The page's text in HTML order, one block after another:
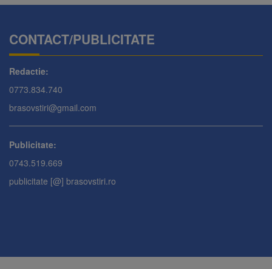
CONTACT/PUBLICITATE
Redactie:
0773.834.740
brasovstiri@gmail.com
Publicitate:
0743.519.669
publicitate [@] brasovstiri.ro